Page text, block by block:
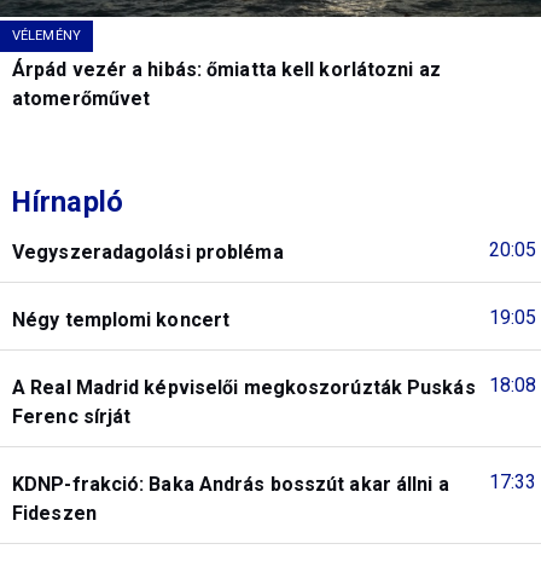
VÉLEMÉNY
Árpád vezér a hibás: őmiatta kell korlátozni az
atomerőművet
Hírnapló
20:05
Vegyszeradagolási probléma
19:05
Négy templomi koncert
18:08
A Real Madrid képviselői megkoszorúzták Puskás
Ferenc sírját
17:33
KDNP-frakció: Baka András bosszút akar állni a
Fideszen